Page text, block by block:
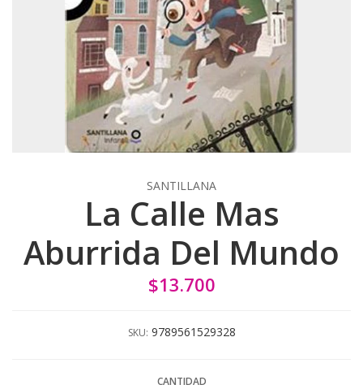
SANTILLANA
La Calle Mas
Aburrida Del Mundo
$13.700
SKU: 9789561529328
CANTIDAD